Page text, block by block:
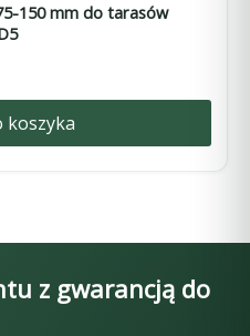
150 mm do tarasów
koszyka
z gwarancją do